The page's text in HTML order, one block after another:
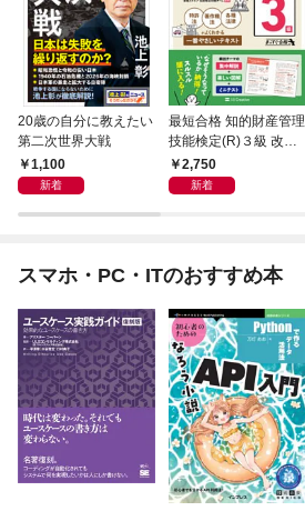
20歳の自分に教えたい
第二次世界大戦
1,100
新着
最短合格 知的財産管理
技能検定(R)３級 改訂
２版2,750
新着
スマホ・PC・ITのおすすめ本